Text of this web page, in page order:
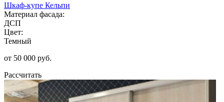
Шкаф-купе Кельпи
Материал фасада:
ДСП
Цвет:
Темный
от 50 000 руб.
Рассчитать